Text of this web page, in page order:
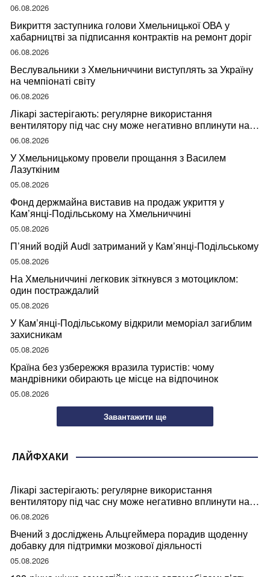
06.08.2026
Викриття заступника голови Хмельницької ОВА у
хабарництві за підписання контрактів на ремонт доріг
06.08.2026
Веслувальники з Хмельниччини виступлять за Україну
на чемпіонаті світу
06.08.2026
Лікарі застерігають: регулярне використання
вентилятору під час сну може негативно вплинути на
ваше здоров’я
06.08.2026
У Хмельницькому провели прощання з Василем
Лазуткіним
05.08.2026
Фонд держмайна виставив на продаж укриття у
Кам’янці-Подільському на Хмельниччині
05.08.2026
П’яний водій Audi затриманий у Кам’янці-Подільському
05.08.2026
На Хмельниччині легковик зіткнувся з мотоциклом:
один постраждалий
05.08.2026
У Кам’янці-Подільському відкрили меморіал загиблим
захисникам
05.08.2026
Країна без узбережжя вразила туристів: чому
мандрівники обирають це місце на відпочинок
05.08.2026
Завантажити ще
ЛАЙФХАКИ
Лікарі застерігають: регулярне використання
вентилятору під час сну може негативно вплинути на
ваше здоров’я
06.08.2026
Вчений з досліджень Альцгеймера порадив щоденну
добавку для підтримки мозкової діяльності
05.08.2026